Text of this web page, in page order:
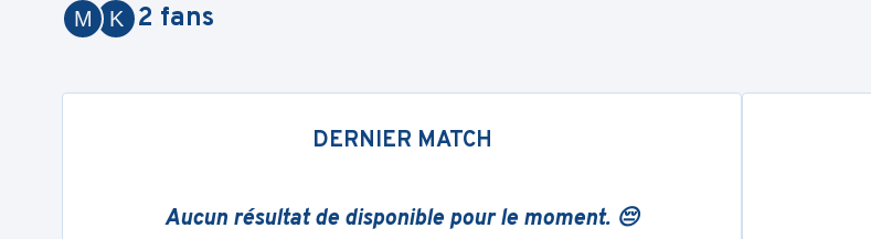
K
M 2 fans
DERNIER MATCH
Aucun résultat de disponible pour le moment. 😔